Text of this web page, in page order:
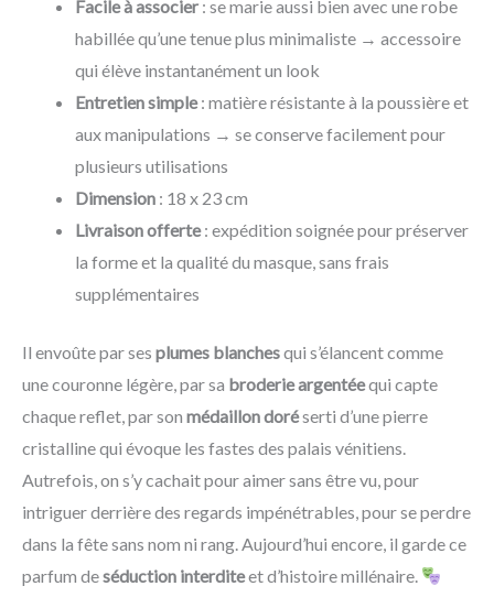
Facile à associer : se marie aussi bien avec une robe
habillée qu’une tenue plus minimaliste → accessoire
qui élève instantanément un look
Entretien simple: matière résistante à la poussière et
aux manipulations → se conserve facilement pour
plusieurs utilisations
Dimension : 18 x 23 cm
Livraison offerte: expédition soignée pour préserver
la forme et la qualité du masque, sans frais
supplémentaires
Il envoûte par ses plumes blanchesqui s’élancent comme
une couronne légère, par sa broderie argentéequi capte
chaque reflet, par son médaillon doréserti d’une pierre
cristalline qui évoque les fastes des palais vénitiens.
Autrefois, on s’y cachait pour aimer sans être vu, pour
intriguer derrière des regards impénétrables, pour se perdre
dans la fête sans nom ni rang. Aujourd’hui encore, il garde ce
parfum deséduction interditeet d’histoire millénaire.